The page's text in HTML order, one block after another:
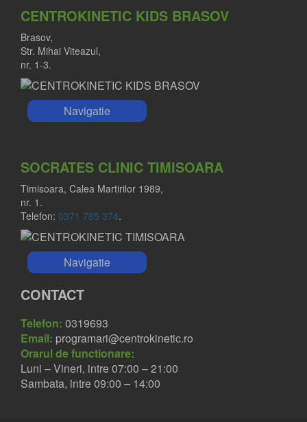
CENTROKINETIC KIDS BRASOV
Brasov,
Str. Mihai Viteazul,
nr. 1-3.
Navigatie
SOCRATES CLINIC TIMISOARA
Timisoara, Calea Martirilor 1989,
nr. 1.
Telefon: 0371 785 374.
Navigatie
CONTACT
Telefon: 0319693
Email: programari@centrokinetic.ro
Orarul de functionare:
Luni – Vineri, intre 07:00 – 21:00
Sambata, intre 09:00 – 14:00